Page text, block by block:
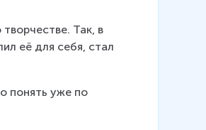
Так, в
её для себя, стал
понять уже по